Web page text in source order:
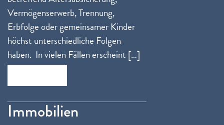
Vermögenserwerb, Trennung,
Erbfolge oder gemeinsamer Kinder
höchst unterschiedliche Folgen
haben. In vielen Fällen erscheint […]
Immobilien